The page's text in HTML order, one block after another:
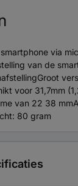
via
van de
voor 31,7mm
van 22 38
80 gram